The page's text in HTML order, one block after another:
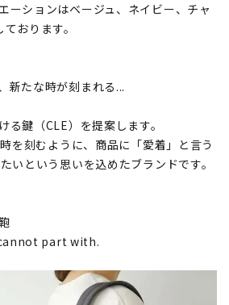
ーションはベージュ、ネイビー、チャ
おります。
新たな時が刻まれる...
る鍵（CLE）を提案します。
を刻むように、商品に「愛着」と言う
いという思いを込めたブランドです。
part with.